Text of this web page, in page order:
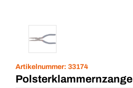
Artikelnummer: 33174
Polsterklammernzange